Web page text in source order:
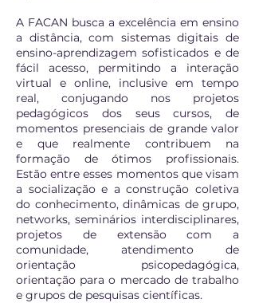
A FACAN busca a excelência em ensino
a distância, com sistemas digitais de
ensino-aprendizagem sofisticados e de
fácil acesso, permitindo a interação
virtual e online, inclusive em tempo
real, conjugando nos projetos
pedagógicos dos seus cursos, de
momentos presenciais de grande valor
e que realmente contribuem na
formação de ótimos profissionais.
Estão entre esses momentos que visam
a socialização e a construção coletiva
do conhecimento, dinâmicas de grupo,
networks, seminários interdisciplinares,
projetos de extensão com a
comunidade, atendimento de
orientação psicopedagógica,
orientação para o mercado de trabalho
e grupos de pesquisas científicas.